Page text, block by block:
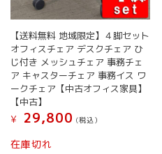
【送料無料 地域限定】４脚セット
オフィスチェア デスクチェア ひ
じ付き メッシュチェア 事務チェ
ア キャスターチェア 事務イス ワ
ークチェア【中古オフィス家具】
【中古】
¥
29,800 (税込）
在庫切れ